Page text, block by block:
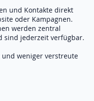
und Kontakte direkt
oder Kampagnen.
werden zentral
sind jederzeit verfügbar.
weniger verstreute